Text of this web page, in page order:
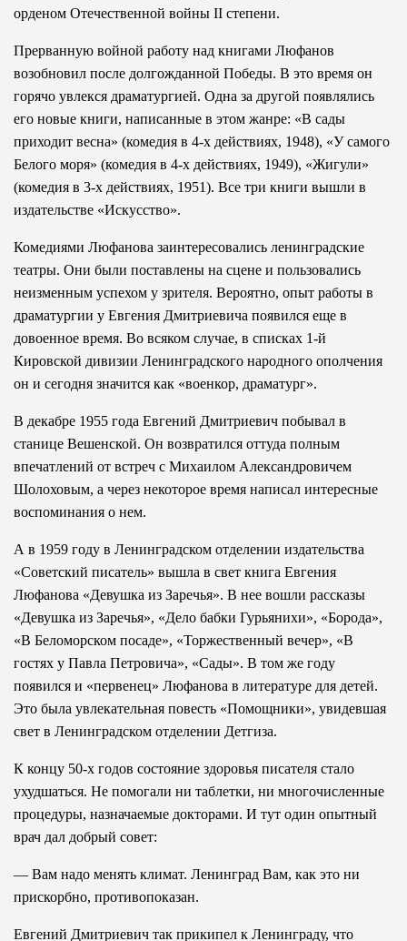
орденом Отечественной войны II степени.
Прерванную войной работу над книгами Люфанов
возобновил после долгожданной Победы. В это время он
горячо увлекся драматургией. Одна за другой появлялись
его новые книги, написанные в этом жанре: «В сады
приходит весна» (комедия в 4-х действиях, 1948), «У самого
Белого моря» (комедия в 4-х действиях, 1949), «Жигули»
(комедия в 3-х действиях, 1951). Все три книги вышли в
издательстве «Искусство».
Комедиями Люфанова заинтересовались ленинградские
театры. Они были поставлены на сцене и пользовались
неизменным успехом у зрителя. Вероятно, опыт работы в
драматургии у Евгения Дмитриевича появился еще в
довоенное время. Во всяком случае, в списках 1-й
Кировской дивизии Ленинградского народного ополчения
он и сегодня значится как «военкор, драматург».
В декабре 1955 года Евгений Дмитриевич побывал в
станице Вешенской. Он возвратился оттуда полным
впечатлений от встреч с Михаилом Александровичем
Шолоховым, а через некоторое время написал интересные
воспоминания о нем.
А в 1959 году в Ленинградском отделении издательства
«Советский писатель» вышла в свет книга Евгения
Люфанова «Девушка из Заречья». В нее вошли рассказы
«Девушка из Заречья», «Дело бабки Гурьянихи», «Борода»,
«В Беломорском посаде», «Торжественный вечер», «В
гостях у Павла Петровича», «Сады». В том же году
появился и «первенец» Люфанова в литературе для детей.
Это была увлекательная повесть «Помощники», увидевшая
свет в Ленинградском отделении Детгиза.
К концу 50-х годов состояние здоровья писателя стало
ухудшаться. Не помогали ни таблетки, ни многочисленные
процедуры, назначаемые докторами. И тут один опытный
врач дал добрый совет:
— Вам надо менять климат. Ленинград Вам, как это ни
прискорбно, противопоказан.
Евгений Дмитриевич так прикипел к Ленинграду, что